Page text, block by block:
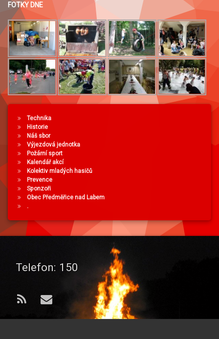
FOTKY DNE
Technika
Historie
Náš sbor
Výjezdová jednotka
Požární sport
Kalendář akcí
Kolektiv mladých hasičů
Prevence
Sponzoři
Obec Předměřice nad Labem
.
Telefon: 150
RSS E-mail